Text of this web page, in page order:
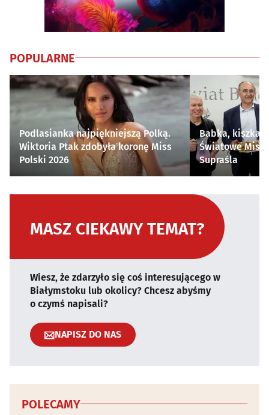
POPULARNE
Podlasianka najpiękniejszą Polką.
Wiktoria Ptak zdobyła koronę Miss
Polski 2026
Babka, kiszka i
Światowe
Supraśla
MASZ CIEKAWY TEMAT?
Wiesz, że zdarzyło się coś interesującego w
Białymstoku lub okolicy? Chcesz abyśmy
o czymś napisali?
NAPISZ DO NAS
POLECAMY